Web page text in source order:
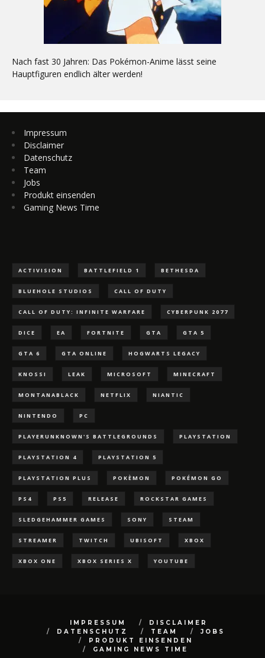
Nach fast 30 Jahren: Das Pokémon-Anime lässt seine
Hauptfiguren endlich älter werden!
Impressum
Disclaimer
Datenschutz
Team
Jobs
Produkt einsenden
Gaming News Time
ACTIVISION BATTLEFIELD 1 BETHESDA
BLUEHOLE STUDIOS CALL OF DUTY
CALL OF DUTY: INFINITE WARFARE CYBERPUNK 2077
DICE EA FORTNITE GTA GTA 5
GTA 6 GTA ONLINE HOGWARTS LEGACY
KNOSSI LEAK MICROSOFT MINECRAFT
MONTANABLACK NETFLIX NIANTIC
NINTENDO PC
PLAYERUNKNOWN'S BATTLEGROUNDS PLAYSTATION
PLAYSTATION 4 PLAYSTATION 5
PLAYSTATION PLUS POKÈMON POKÉMON GO
PS4 PS5 RELEASE ROCKSTAR GAMES
SLEDGEHAMMER GAMES SONY STEAM
STREAMER TWITCH UBISOFT XBOX
XBOX ONE XBOX SERIES X YOUTUBE
IMPRESSUM
DISCLAIMER
DATENSCHUTZ
TEAM
JOBS
PRODUKT EINSENDEN
GAMING NEWS TIME